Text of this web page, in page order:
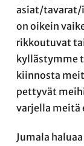
asiat/tavarat/
on oikein
rikkoutuvat
kyllästymme
kiinnosta
pettyvät
varjella meitä
Jumala